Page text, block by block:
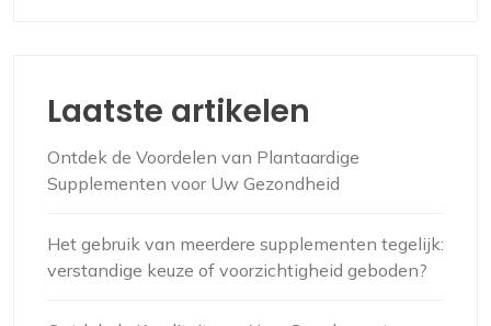
Laatste artikelen
Ontdek de Voordelen van Plantaardige
Supplementen voor Uw Gezondheid
Het gebruik van meerdere supplementen tegelijk:
verstandige keuze of voorzichtigheid geboden?